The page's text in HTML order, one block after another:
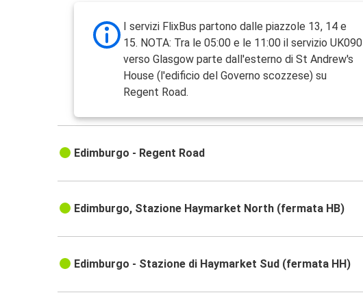
I servizi FlixBus partono dalle piazzole 13, 14 e
15. NOTA: Tra le 05:00 e le 11:00 il servizio UK090
verso Glasgow parte dall'esterno di St Andrew's
House (l'edificio del Governo scozzese) su
Regent Road.
Edimburgo - Regent Road
Edimburgo, Stazione Haymarket North (fermata HB)
Edimburgo - Stazione di Haymarket Sud (fermata HH)